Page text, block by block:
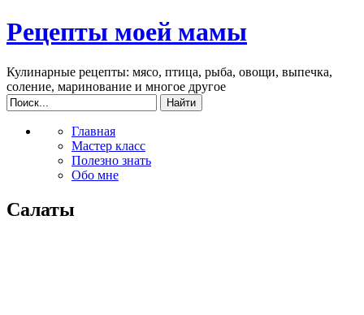
Рецепты моей мамы
Кулинарные рецепты: мясо, птица, рыба, овощи, выпечка,
соление, маринование и многое другое
Главная
Мастер класс
Полезно знать
Обо мне
Салаты